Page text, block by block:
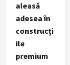
aleasă
adesea în
construcți
ile
premium